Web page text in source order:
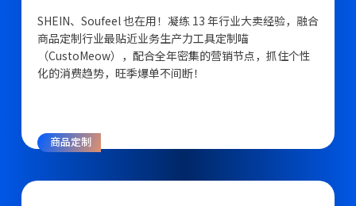
SHEIN、Soufeel 也在用！凝练 13 年行业大卖经验，融合
商品定制行业最贴近业务生产力工具定制喵
（CustoMeow），配合全年密集的营销节点，抓住个性
化的消费趋势，旺季爆单不间断！
商品定制